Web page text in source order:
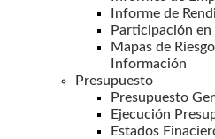
Informe de
Participación
Mapas de
Información
Presupuesto
Presupuesto
Ejecución
Estados